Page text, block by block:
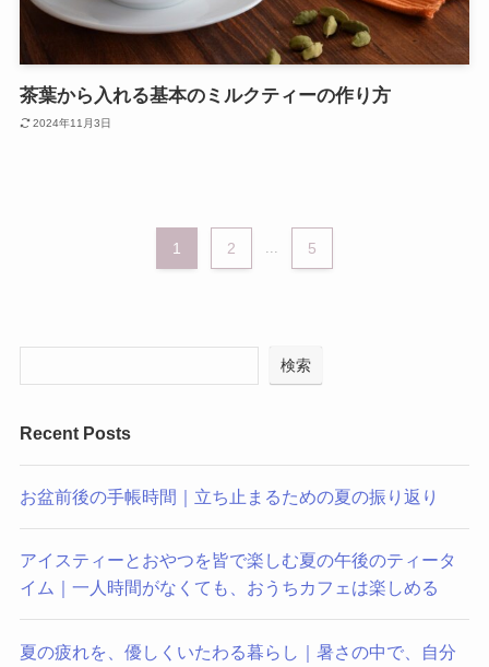
茶葉から入れる基本のミルクティーの作り方
2024年11月3日
1 2 ... 5
検索
Recent Posts
お盆前後の手帳時間｜立ち止まるための夏の振り返り
アイスティーとおやつを皆で楽しむ夏の午後のティータ
イム｜一人時間がなくても、おうちカフェは楽しめる
夏の疲れを、優しくいたわる暮らし｜暑さの中で、自分